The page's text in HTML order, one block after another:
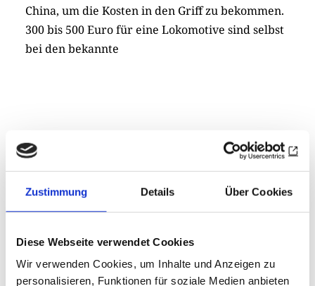
Zustimmung Details Über Cookies
Diese Webseite verwendet Cookies
Wir verwenden Cookies, um Inhalte und Anzeigen zu
personalisieren, Funktionen für soziale Medien anbieten
China, um die Kosten in den Griff zu bekommen.
300 bis 500 Euro für eine Lokomotive sind selbst
bei den bekannte
Das Taschengeld eines Zehnjährigen reicht
Doppelhaushälfte kann man den Wert des
Hauses nochmals in Form der raumfüllenden
Modellbahnanlage oder einer